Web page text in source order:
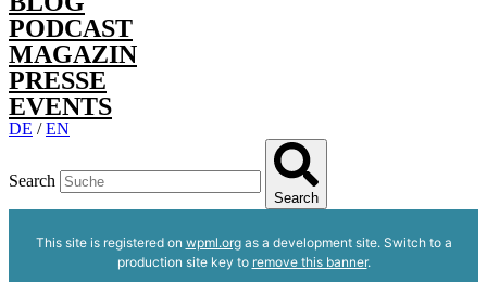
PODCAST
MAGAZIN
PRESSE
EVENTS
DE /EN
Search
Search
This site is registered on wpml.orgas a development site. Switch to a
production site key to remove this banner.